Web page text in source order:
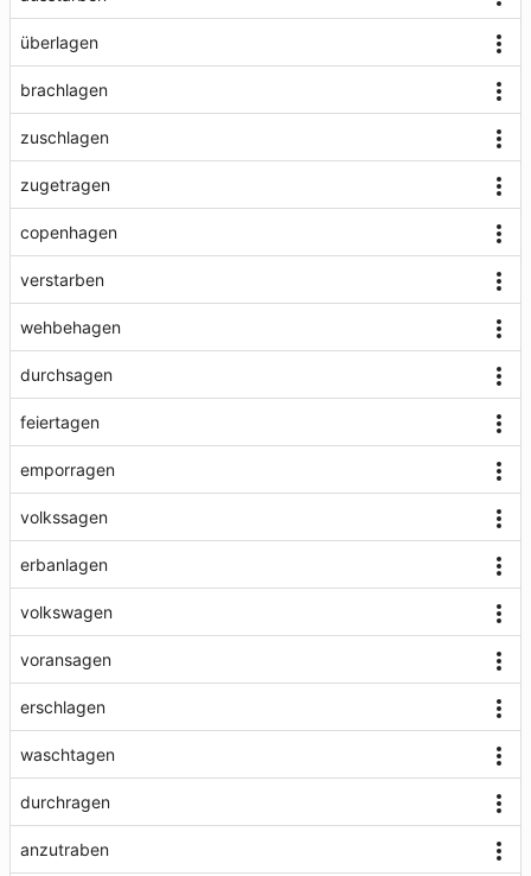
überlagen
brachlagen
zuschlagen
zugetragen
copenhagen
verstarben
wehbehagen
durchsagen
feiertagen
emporragen
volkssagen
erbanlagen
volkswagen
voransagen
erschlagen
waschtagen
durchragen
anzutraben